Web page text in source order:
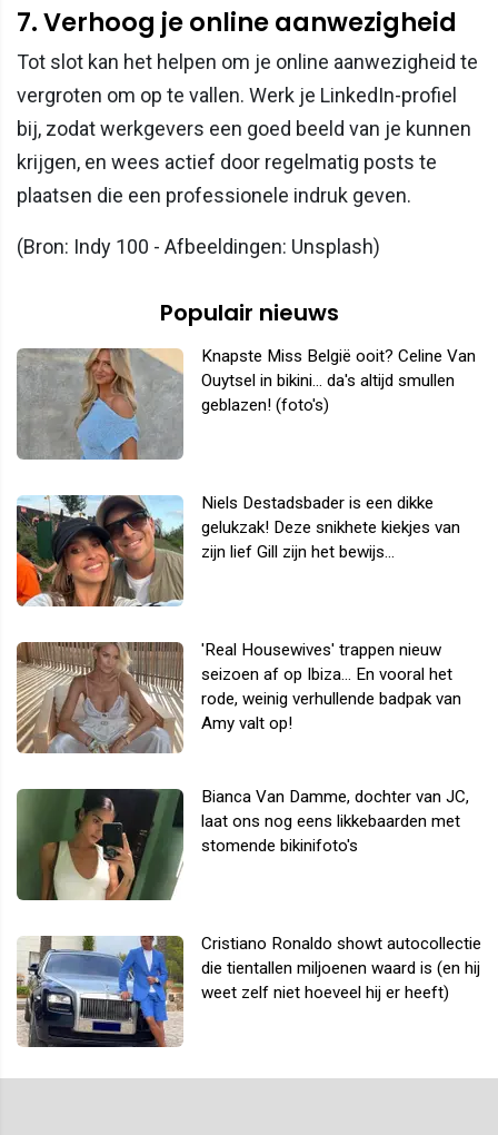
7. Verhoog je online aanwezigheid
Tot slot kan het helpen om je online aanwezigheid te
vergroten om op te vallen. Werk je LinkedIn-profiel
bij, zodat werkgevers een goed beeld van je kunnen
krijgen, en wees actief door regelmatig posts te
plaatsen die een professionele indruk geven.
(Bron: Indy 100 - Afbeeldingen: Unsplash)
Populair nieuws
Knapste Miss België ooit? Celine Van
Ouytsel in bikini... da's altijd smullen
geblazen! (foto's)
Niels Destadsbader is een dikke
gelukzak! Deze snikhete kiekjes van
zijn lief Gill zijn het bewijs...
'Real Housewives' trappen nieuw
seizoen af op Ibiza... En vooral het
rode, weinig verhullende badpak van
Amy valt op!
Bianca Van Damme, dochter van JC,
laat ons nog eens likkebaarden met
stomende bikinifoto's
Cristiano Ronaldo showt autocollectie
die tientallen miljoenen waard is (en hij
weet zelf niet hoeveel hij er heeft)